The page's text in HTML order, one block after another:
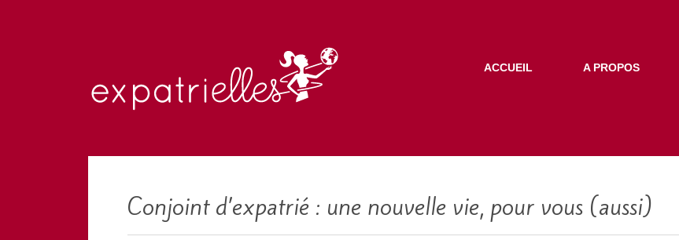
ACCUEIL A PROPOS
Conjoint d’expatrié : une nouvelle vie, pour vous (aussi)